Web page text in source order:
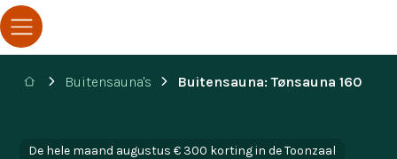
Buitensauna's Buitensauna: Tønsauna 160
De hele maand augustus € 300 korting in de Toonzaal